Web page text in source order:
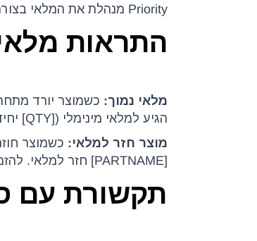
Priority מנהלת את המלאי בצורה מדויקת, וניתן לנצל מידע זה לשליחת התראות SMS אוטומטיות:
התראות
מלאי נמוך:
הגיע למלאי מינימלי ([QTY] יחידות). נדרשת הזמנה מספק.”
מוצר חזר למלאי: כשמוצר
[PARTNAME] חזר למלאי. להזמנה: [קישור]”
תקשורת עם